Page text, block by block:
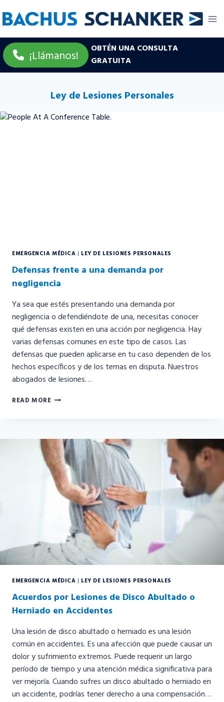
to
¡Llámanos!
OBTÉN UNA CONSULTA
GRATUITA
Ley de Lesiones Personales
EMERGENCIA MÉDICA | LEY DE LESIONES PERSONALES
Defensas frente a una demanda por
negligencia
Ya sea que estés presentando una demanda por
negligencia o defendiéndote de una, necesitas conocer
qué defensas existen en una acción por negligencia. Hay
varias defensas comunes en este tipo de casos. Las
defensas que pueden aplicarse en tu caso dependen de los
hechos específicos y de los temas en disputa. Nuestros
abogados de lesiones…
READ MOREDEFENSAS
DEMANDA
POR
NEGLIGENCIA
EMERGENCIA MÉDICA | LEY DE LESIONES PERSONALES
Acuerdos por Lesiones de Disco Abultado o
Herniado en Accidentes
Una lesión de disco abultado o herniado es una lesión
común en accidentes. Es una afección que puede causar un
dolor y sufrimiento extremos. Puede requerir un largo
período de tiempo y una atención médica significativa para
ver mejoría. Cuando sufres un disco abultado o herniado en
un accidente, podrías tener derecho a una compensación…